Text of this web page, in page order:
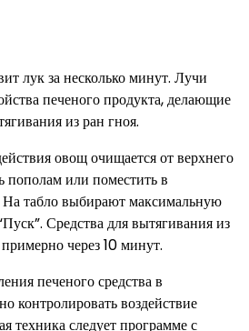
лук за несколько минут. Лучи
печеного продукта, делающие
из ран гноя.
овощ очищается от верхнего
пополам или поместить в
табло выбирают максимальную
Средства для вытягивания из
через 10 минут.
печеного средства в
контролировать воздействие
техника следует программе с